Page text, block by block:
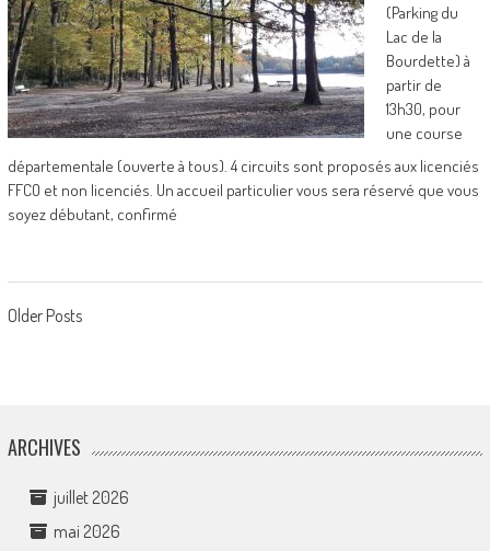
(Parking du
Lac de la
Bourdette) à
partir de
13h30, pour
une course
départementale (ouverte à tous). 4 circuits sont proposés aux licenciés
FFCO et non licenciés. Un accueil particulier vous sera réservé que vous
soyez débutant, confirmé
Posts
Older Posts
ARCHIVES
juillet 2026
mai 2026